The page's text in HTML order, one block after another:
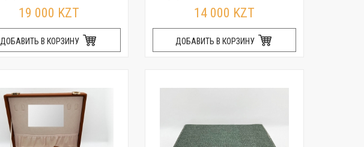
19 000 KZT
ДОБАВИТЬ В КОРЗИНУ
14 000 KZT
ДОБАВИТЬ В КОРЗИНУ